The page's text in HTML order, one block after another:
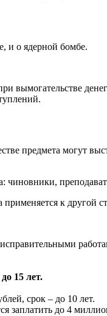
и о ядерной бомбе.
предмета могут
чиновники,
к другой
15 лет.
срок – до 10 лет.
до 4